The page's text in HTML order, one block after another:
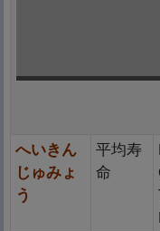
へいきん
じゅみょ
う
平均寿
命